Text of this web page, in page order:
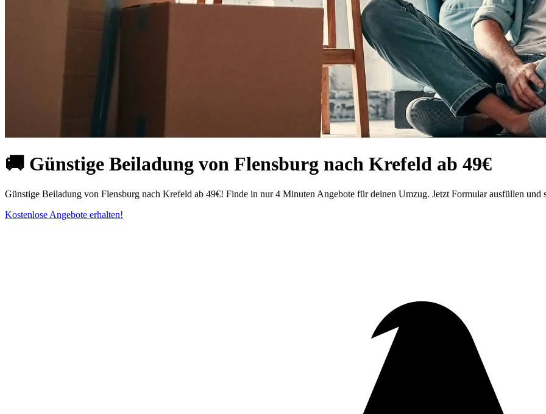
🚚 Günstige Beiladung von Flensburg nach Krefeld ab 49€
Günstige Beiladung von Flensburg nach Krefeld ab 49€! Finde in nur 4 Minuten Angebote für deinen Umzug. Jetzt Formular ausfüllen und
Kostenlose Angebote erhalten!